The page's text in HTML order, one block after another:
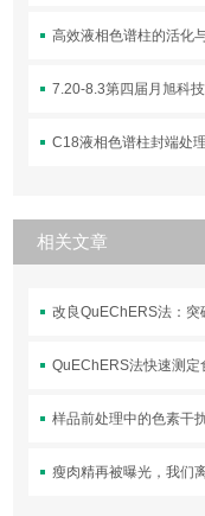
高效液相色谱柱的活化
7.20-8.3第四届月旭科
C18液相色谱柱封端处
相关文章
改良QuEChERS法：突
QuEChERS法快速测定
样品前处理中的色素干
瘦肉精再被曝光，我们